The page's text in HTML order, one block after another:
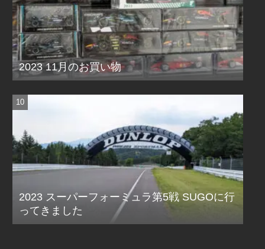
2023 11月のお買い物
2023 スーパーフォーミュラ第5戦 SUGOに行
ってきました